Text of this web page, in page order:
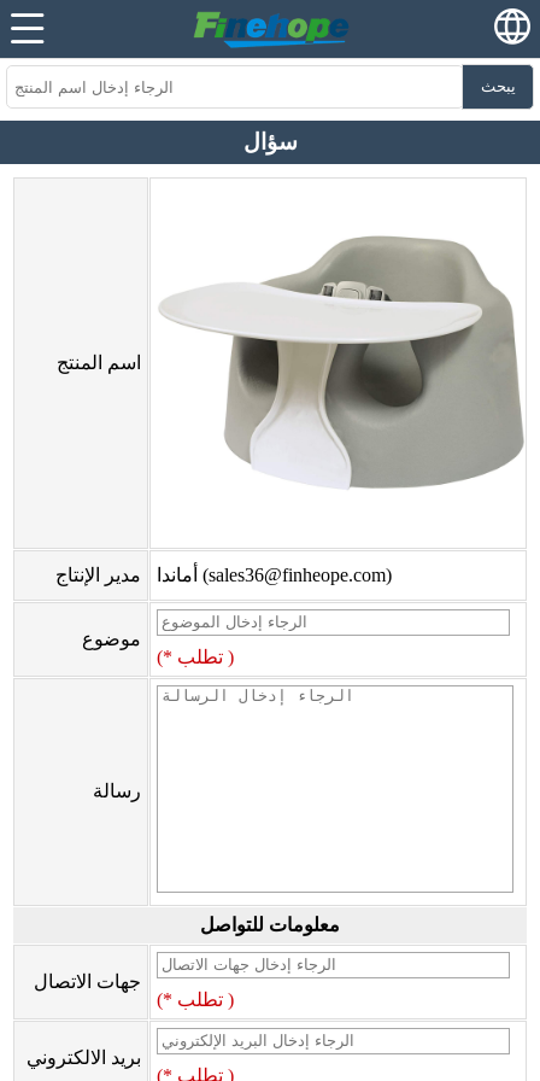
يبحث
سؤال
اسم المنتج
مدير الإنتاج أماندا (sales36@finheope.com)
موضوع
(* تطلب )
رسالة
معلومات للتواصل
جهات الاتصال
(* تطلب )
بريد الالكتروني
(* تطلب )